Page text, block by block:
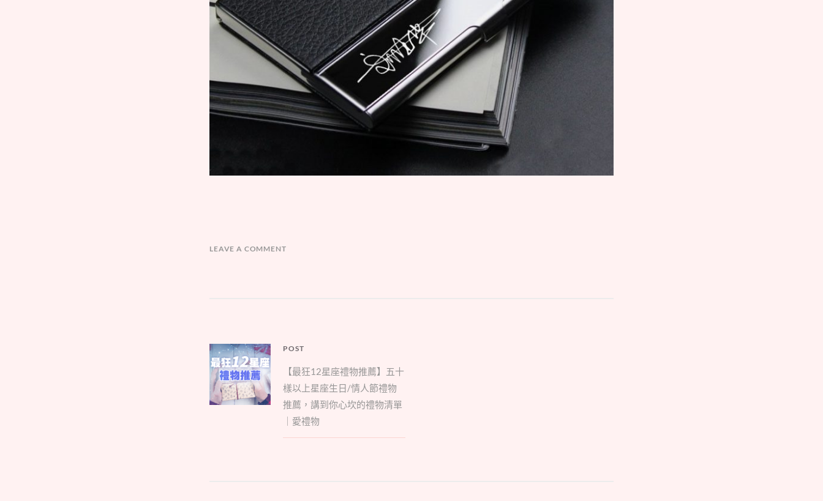
LEAVE A COMMENT
文
章
導
覽
POST
Parent
post:
【最狂12星座禮物推薦】五十
樣以上星座生日/情人節禮物
推薦，講到你心坎的禮物清單
｜愛禮物